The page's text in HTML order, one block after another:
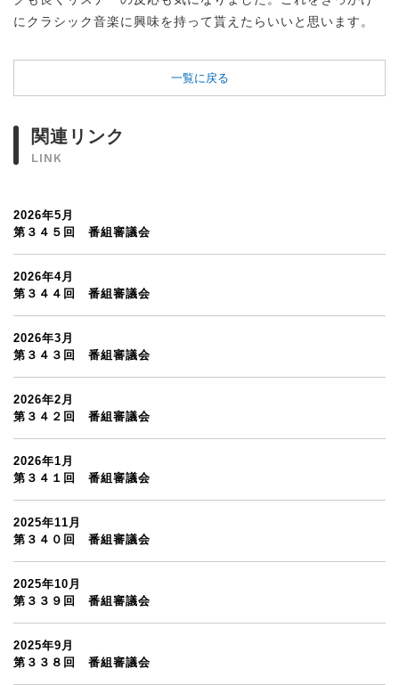
にクラシック音楽に興味を持って貰えたらいいと思います。
一覧に戻る
関連リンク
LINK
2026年5月
第３４５回 番組審議会
2026年4月
第３４４回 番組審議会
2026年3月
第３４３回 番組審議会
2026年2月
第３４２回 番組審議会
2026年1月
第３４１回 番組審議会
2025年11月
第３４０回 番組審議会
2025年10月
第３３９回 番組審議会
2025年9月
第３３８回 番組審議会